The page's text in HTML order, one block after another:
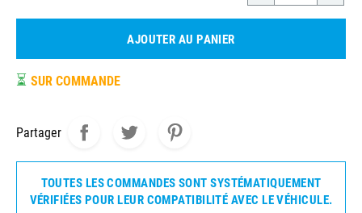
AJOUTER AU PANIER
⏳ SUR COMMANDE
Partager
TOUTES LES COMMANDES SONT SYSTÉMATIQUEMENT
VÉRIFIÉES POUR LEUR COMPATIBILITÉ AVEC LE VÉHICULE.